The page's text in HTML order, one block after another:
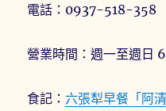
電話：0937-518-358
營業時間：週一至週日
食記： 六張犁早餐「阿